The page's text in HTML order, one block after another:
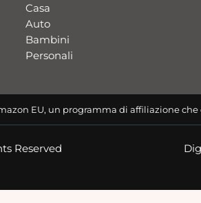
Casa
Auto
Bambini
Personali
EU, un programma di affiliazione
Reserved